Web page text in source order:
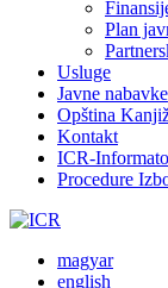
Plan
Usluge
Javne nabavke
Opština
Kontakt
ICR-
Procedure
magyar
english